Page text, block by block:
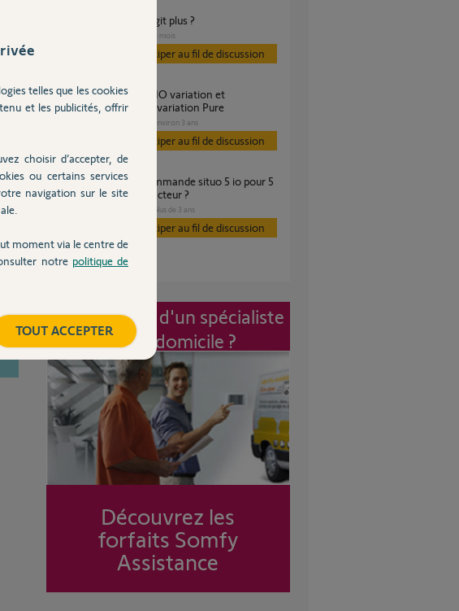
Volet roulant ne réagit plus ?
il y a 3 mois
Participer au fil de discussion
BSO avec réception IO variation et
télécommande IO 5 variation Pure
il y a environ 3 ans
Participer au fil de discussion
Programmer télécommande situo 5 io pour 5
bso sur meme disjoncteur ?
il y a plus de 3 ans
Participer au fil de discussion
Intervention d'un spécialiste
à mon domicile ?
Découvrez les
forfaits Somfy
Assistance
telles que les cookies
et les publicités, offrir
choisir d’accepter, de
ou certains services
navigation sur le site
moment via le centre de
notre politique de
TOUT ACCEPTER